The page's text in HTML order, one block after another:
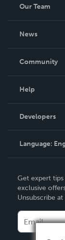
Our Team
News
In The News
Community
Podcast
Help
Order Lookup
Knowledge
Contact
Developers
Language:
Deutsch
Français
Español
Get expert
exclusive
Unsubscribe